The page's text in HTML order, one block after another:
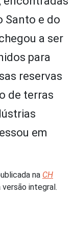
Santo e do
a ser
para
reservas
de terras
em
na CH
versão integral.